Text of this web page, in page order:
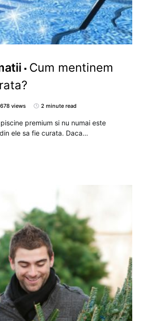
Cum mentinem
678 views 2 minute read
premium si nu numai este
ele sa fie curata. Daca…